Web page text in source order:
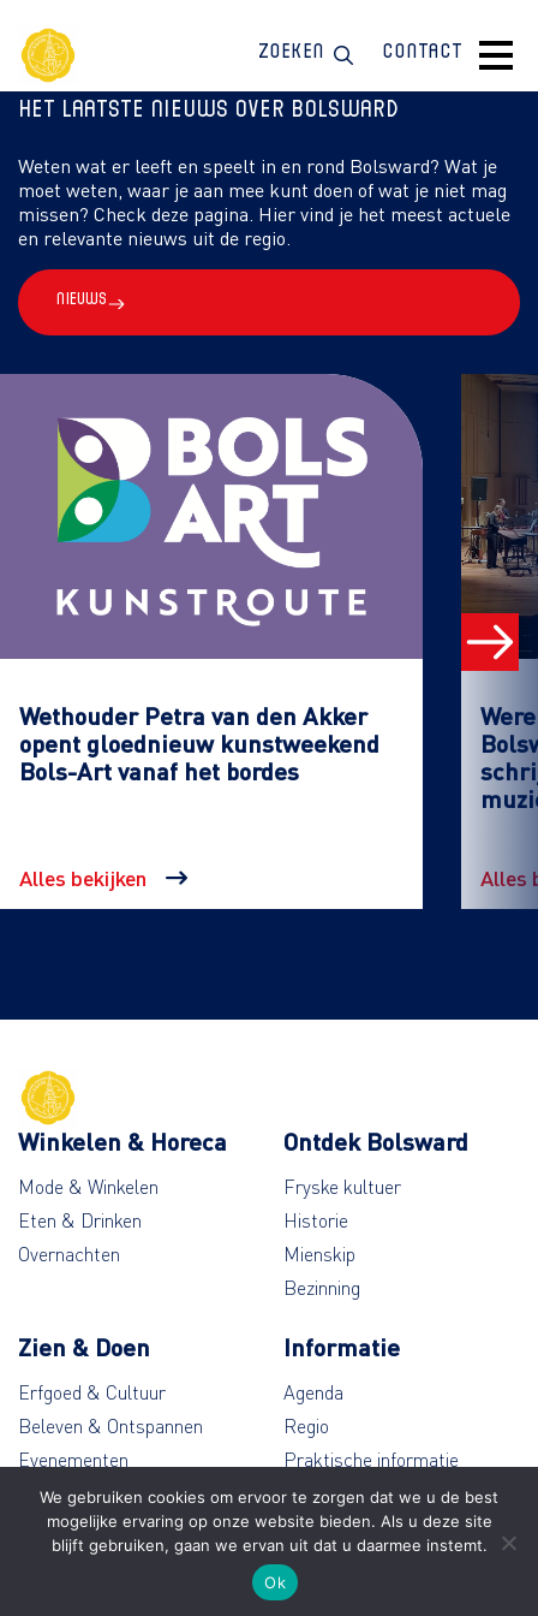
Zoeken Contact
Het laatste nieuws over Bolsward
Weten wat er leeft en speelt in en rond Bolsward? Wat je
moet weten, waar je aan mee kunt doen of wat je niet mag
missen? Check deze pagina. Hier vind je het meest actuele
en relevante nieuws uit de regio.
Nieuws
Wethouder Petra van den Akker
opent gloednieuw kunstweekend
Bols-Art vanaf het bordes
Alles bekijken Alles
Winkelen & Horeca
Mode & Winkelen
Eten & Drinken
Overnachten
Ontdek Bolsward
Fryske kultuer
Historie
Mienskip
Bezinning
Zien & Doen
Erfgoed & Cultuur
Beleven & Ontspannen
Evenementen
Wandelen & Fietsen
Informatie
Agenda
Regio
Praktische informatie
Contact
We gebruiken cookies om ervoor te zorgen dat we u de best
mogelijke ervaring op onze website bieden. Als u deze site
blijft gebruiken, gaan we ervan uit dat u daarmee instemt.
Ok